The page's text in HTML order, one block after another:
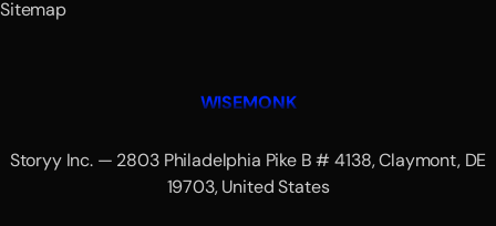
Sitemap
WISEMONK
Storyy Inc. — 2803 Philadelphia Pike B # 4138, Claymont, DE
19703, United States